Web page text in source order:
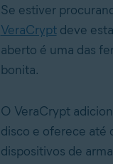
Se estiver
VeraCryptdeve
aberto é uma das
bonita.
O VeraCrypt
disco e oferece até
dispositivos de